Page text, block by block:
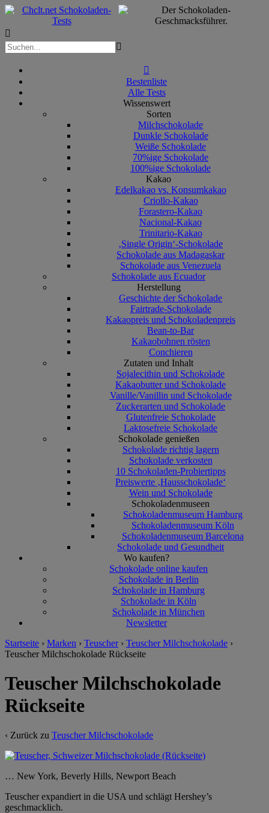



Bestenliste
Alle Tests
Wissenswert
Sorten
Milchschokolade
Dunkle Schokolade
Weiße Schokolade
70%ige Schokolade
100%ige Schokolade
Kakao
Edelkakao vs. Konsumkakao
Criollo-Kakao
Forastero-Kakao
Nacional-Kakao
Trinitario-Kakao
‚Single Origin‘-Schokolade
Schokolade aus Madagaskar
Schokolade aus Venezuela
Schokolade aus Ecuador
Herstellung
Geschichte der Schokolade
Fairtrade-Schokolade
Kakaopreis und Schokoladenpreis
Bean-to-Bar
Kakaobohnen rösten
Conchieren
Zutaten und Inhalt
Sojalecithin und Schokolade
Kakaobutter und Schokolade
Vanille/Vanillin und Schokolade
Zuckerarten und Schokolade
Glutenfreie Schokolade
Laktosefreie Schokolade
Schokolade genießen
Schokolade richtig lagern
Schokolade verkosten
10 Schokoladen-Probiertipps
Preiswerte ‚Hausschokolade‘
Wein und Schokolade
Schokoladenmuseen
Schokoladenmuseum Hamburg
Schokoladenmuseum Köln
Schokoladenmuseum Barcelona
Schokolade und Gesundheit
Wo kaufen?
Schokolade online kaufen
Schokolade in Berlin
Schokolade in Hamburg
Schokolade in Köln
Schokolade in München
Newsletter
Startseite › Marken › Teuscher › Teuscher Milchschokolade ›
Teuscher Milchschokolade Rückseite
Teuscher Milchschokolade
Rückseite
‹ Zurück zu Teuscher Milchschokolade
… New York, Beverly Hills, Newport Beach
Teuscher expandiert in die USA und schlägt Hershey’s
geschmacklich.